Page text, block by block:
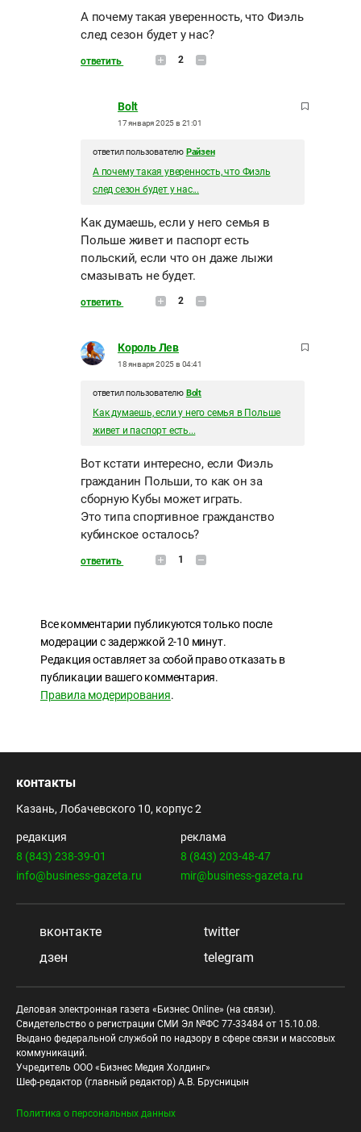
А почему такая уверенность, что Фиэль
след сезон будет у нас?
ответить 2
Bolt
17 января 2025 в 21:01
ответил пользователю Райзен
А почему такая уверенность, что Фиэль
след сезон будет у нас...
Как думаешь, если у него семья в
Польше живет и паспорт есть
польский, если что он даже лыжи
смазывать не будет.
ответить 2
Король Лев
18 января 2025 в 04:41
ответил пользователю Bolt
Как думаешь, если у него семья в Польше
живет и паспорт есть...
Вот кстати интересно, если Фиэль
гражданин Польши, то как он за
сборную Кубы может играть.
Это типа спортивное гражданство
кубинское осталось?
ответить 1
Все комментарии публикуются только после
модерации с задержкой 2-10 минут.
Редакция оставляет за собой право отказать в
публикации вашего комментария.
Правила модерирования.
контакты
Казань, Лобачевского 10, корпус 2
редакция
8 (843) 238-39-01
info@business-gazeta.ru
реклама
8 (843) 203-48-47
mir@business-gazeta.ru
вконтакте
twitter
дзен
telegram
Деловая электронная газета «Бизнес Online» (на связи).
Свидетельство о регистрации СМИ Эл №ФС 77-33484 от 15.10.08.
Выдано федеральной службой по надзору в сфере связи и массовых
коммуникаций.
Учредитель ООО «Бизнес Медия Холдинг»
Шеф-редактор (главный редактор) А.В. Брусницын
Политика о персональных данных